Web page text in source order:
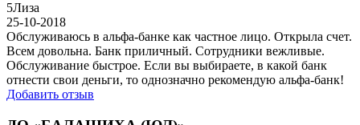
5Лиза
25-10-2018
Обслуживаюсь в альфа-банке как частное лицо. Открыла счет.
Всем довольна. Банк приличный. Сотрудники вежливые.
Обслуживание быстрое. Если вы выбираете, в какой банк
отнести свои деньги, то однозначно рекомендую альфа-банк!
Добавить отзыв